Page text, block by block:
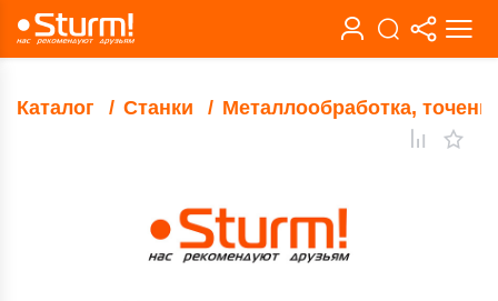
Каталог Станки Металлообработка,